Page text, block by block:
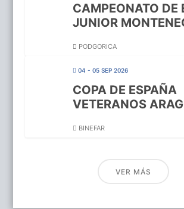
CAMPEONATO DE
JUNIOR
PODGORICA
04 - 05 SEP 2026
COPA DE ESPAÑA
VETERANOS
BINEFAR
VER MÁS